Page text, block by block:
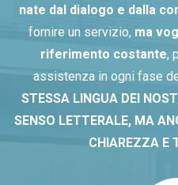
nate dal dialogo e dalla
fornire un servizio, ma
riferimento costante,
assistenza in ogni fase
STESSA LINGUA DEI
SENSO LETTERALE, MA
CHIAREZZA E